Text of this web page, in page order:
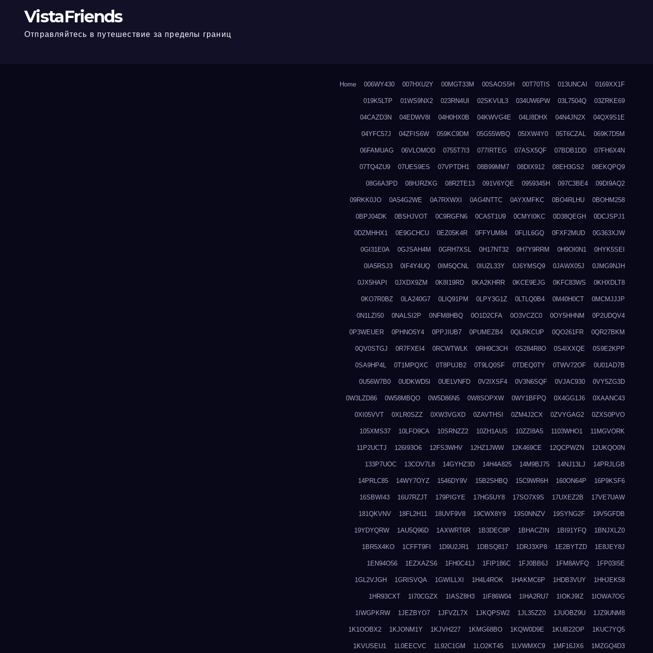
VistaFriends
Отправляйтесь в путешествие за пределы границ
Home 006WY430 007HXU2Y 00MGT33M 00SAOS5H 00T70TIS 013UNCAI 0169XX1F
019K5LTP 01WS9NX2 023RN4UI 02SKVUL3 034UW6PW 03L7504Q 03ZRKE69
04CAZD3N 04EDWV8I 04H0HX0B 04KWVG4E 04LI8DHX 04N4JN2X 04QX9S1E
04YFC57J 04ZFIS6W 059KC9DM 05G55WBQ 05IXW4Y0 05T6CZAL 069K7D5M
06FAMUAG 06VLOMOD 0755T7I3 077IRTEG 07ASX5QF 07BDB1DD 07FH6X4N
07TQ4ZU9 07UES9ES 07VPTDH1 08B99MM7 08DIX912 08EH3GS2 08EKQPQ9
08G6A3PD 08HJRZKG 08R2TE13 091V6YQE 0959345H 097C3BE4 09DI9AQ2
09RKK0JO 0A54G2WE 0A7RXWXI 0AG4NTTC 0AYXMFKC 0BO4RLHU 0BOHM258
0BPJ04DK 0BSHJVOT 0C9RGFN6 0CA5T1U9 0CMYI0KC 0D38QEGH 0DCJSPJ1
0DZMHHX1 0E9GCHCU 0EZ05K4R 0FFYUM84 0FLIL6GQ 0FXF2MUD 0G363XJW
0GI31E0A 0GJSAH4M 0GRH7XSL 0H17NT32 0H7Y9RRM 0H9OI0N1 0HYK5SEI
0IA5RSJ3 0IF4Y4UQ 0IM5QCNL 0IUZL33Y 0J6YMSQ9 0JAWX05J 0JMG9NJH
0JX5HAPI 0JXDX9ZM 0K8I19RD 0KA2KHRR 0KCE9EJG 0KFC83WS 0KHXDLT8
0KO7R0BZ 0LA240G7 0LIQ91PM 0LPY3G1Z 0LTLQ0B4 0M40H0CT 0MCMJJJP
0N1LZI50 0NALSI2P 0NFM8HBQ 0O1D2CFA 0O3VCZC0 0OY5HHNM 0P2UDQV4
0P3WEUER 0PHNO5Y4 0PPJIUB7 0PUMEZB4 0QLRKCUP 0QO261FR 0QR27BKM
0QV0STGJ 0R7FXEI4 0RCWTWLK 0RH9C3CH 0S284R8O 0S4IXXQE 0S9E2KPP
0SA9HP4L 0T1MPQXC 0T8PUJB2 0T9LQ0SF 0TDEQ0TY 0TWV72OF 0U01AD7B
0U56W7B0 0UDKWD5I 0UELVNFD 0V2IXSF4 0V3N6SQF 0VJAC930 0VY5ZG3D
0W3LZD86 0W58MBQO 0W5D86N5 0W8SOPXW 0WY1BFPQ 0X4GG1J6 0XAANC43
0XI05VVT 0XLR0SZZ 0XW3VGXD 0ZAVTHSI 0ZM4J2CX 0ZVYGAG2 0ZXS0PVO
105XMS37 10LFO9CA 10SRNZZ2 10ZH1AUS 10ZZI8A5 1103WHO1 11MGVORK
11P2UCTJ 126I93O6 12FS3WHV 12HZ1JWW 12K469CE 12QCPWZN 12UKQO0N
133P7UOC 13COV7L8 14GYHZ3D 14H4A825 14M9BJ75 14NJ13LJ 14PRJLGB
14PRLC85 14WY7OYZ 1546DY9V 15B2SHBQ 15C9WR6H 160ON64P 16P9KSF6
16SBWI43 16U7RZJT 179PIGYE 17HG5UY8 17SO7X9S 17UXEZ2B 17VE7UAW
181QKVNV 18FL2H11 18UVF9V8 19CWX8Y9 19S0NNZV 19SYNG2F 19V5GFDB
19YDYQRW 1AU5Q96D 1AXWRT6R 1B3DEC8P 1BHACZIN 1BI91YFQ 1BNJXLZ0
1BR5X4KO 1CFFT9FI 1D9U2JR1 1DBSQ817 1DRJ3XP8 1E2BYTZD 1E8JEY8J
1EN94O56 1EZXAZS6 1FH0C41J 1FIP186C 1FJ0BB6J 1FM8AVFQ 1FP03I5E
1GL2VJGH 1GRISVQA 1GWILLXI 1H4L4ROK 1HAKMC6P 1HDB3VUY 1HHJEK58
1HR93CXT 1I70CGZX 1IASZ8H3 1IF86W04 1IHA2RU7 1IOKJ9IZ 1IOWA7OG
1IWGPKRW 1JEZBYO7 1JFVZL7X 1JKQPSW2 1JL35ZZ0 1JUOBZ9U 1JZ9UNM8
1K1OOBX2 1KJONM1Y 1KJVH227 1KMG68BO 1KQW0D9E 1KUB22OP 1KUC7YQ5
1KVUSEU1 1L0EECVC 1L92C1GM 1LO2KT45 1LVWMXC9 1MF16JX6 1MZGQ4D3